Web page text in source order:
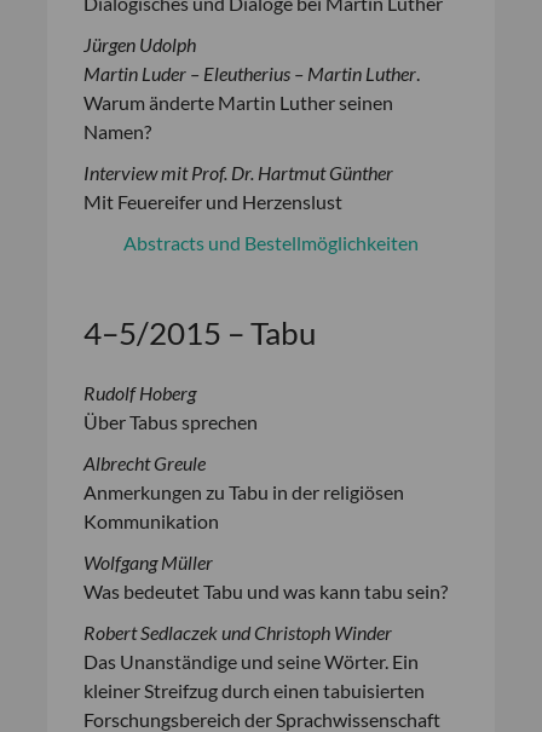
Jürgen Udolph
Martin Luder – Eleutherius – Martin Luther.
Warum änderte Martin Luther seinen
Namen?
Interview mit Prof. Dr. Hartmut Günther
Mit Feuereifer und Herzenslust
Abstracts und Bestellmöglichkeiten
4–5/2015 – Tabu
Rudolf Hoberg
Über Tabus sprechen
Albrecht Greule
Anmerkungen zu Tabu in der religiösen
Kommunikation
Wolfgang Müller
Was bedeutet Tabu und was kann tabu sein?
Robert Sedlaczek und Christoph Winder
Das Unanständige und seine Wörter. Ein
kleiner Streifzug durch einen tabuisierten
Forschungsbereich der Sprachwissenschaft